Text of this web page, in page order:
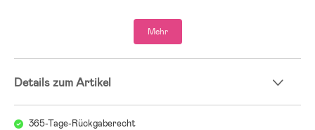
- Travel System – perfekt für Eltern, die viel unterwegs sind.
- Maximalbelastung: 22 kg (nach vorne gerichtet)/ 15 kg (zu den
Kinderwagen-Guide – finde den richtigen Wagen für
Dich und Dein Kind
Mehr
Details zum Artikel
365-Tage-Rückgaberecht